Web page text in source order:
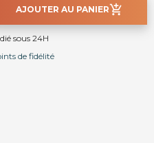
AJOUTER AU PANIERadd_shopping_cart
sous 24H
de fidélité